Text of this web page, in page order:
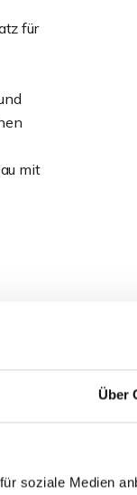
Über
soziale Medien
für
mit
im